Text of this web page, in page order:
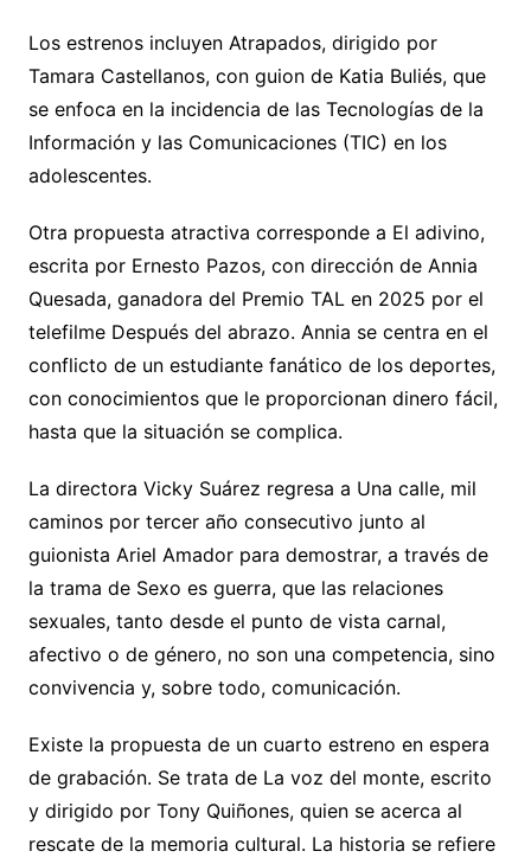
Los estrenos incluyen Atrapados, dirigido por
Tamara Castellanos, con guion de Katia Buliés, que
se enfoca en la incidencia de las Tecnologías de la
Información y las Comunicaciones (TIC) en los
adolescentes.
Otra propuesta atractiva corresponde a El adivino,
escrita por Ernesto Pazos, con dirección de Annia
Quesada, ganadora del Premio TAL en 2025 por el
telefilme Después del abrazo. Annia se centra en el
conflicto de un estudiante fanático de los deportes,
con conocimientos que le proporcionan dinero fácil,
hasta que la situación se complica.
La directora Vicky Suárez regresa a Una calle, mil
caminos por tercer año consecutivo junto al
guionista Ariel Amador para demostrar, a través de
la trama de Sexo es guerra, que las relaciones
sexuales, tanto desde el punto de vista carnal,
afectivo o de género, no son una competencia, sino
convivencia y, sobre todo, comunicación.
Existe la propuesta de un cuarto estreno en espera
de grabación. Se trata de La voz del monte, escrito
y dirigido por Tony Quiñones, quien se acerca al
rescate de la memoria cultural. La historia se refiere